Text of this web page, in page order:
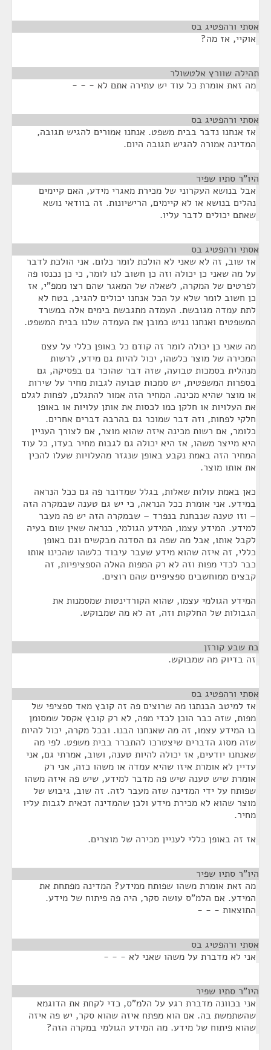
אסתי ורהפטיג בס
אוקיי, אז מה?
תהילה שוורץ אלטשולר
מה זאת אומרת כל עוד יש עתירה אתם לא - - -
אסתי ורהפטיג בס
אז אנחנו נדבר בבית משפט. אנחנו אמורים להגיש תגובה,
המדינה אמורה להגיש תגובה היום.
היו"ר סתיו שפיר
אבל בנושא העקרוני של מכירת מאגרי מידע, האם קיימים
נהלים בנושא או לא קיימים, הרישיונות. זה בוודאי נושא
שאתם יכולים לדבר עליו.
אסתי ורהפטיג בס
אז שוב, זה לא שאני לא הולכת לומר כלום. אני הולכת לדבר
על מה שאני כן יכולה וזה כן חשוב לנו לומר, כי כן נכנסו פה
לפרטים של המקרה, לשאלה של המאגר שהם רצו ממפ"י, אז
כן חשוב לומר שלא על הכל אנחנו יכולים להגיב, בטח לא
לתת עמדה מגובשת. העמדה מתגבשת בימים אלה במשרד
המשפטים ואנחנו נגיש כמובן את העמדה שלנו בבית המשפט.
מה שאני כן יכולה לומר זה קודם כל באופן כללי על עצם
המכירה של מוצר כלשהו, יכול להיות גם מידע, לרשות
מנהלית בסמכות טבועה, שזה דבר שהוכר גם בפסיקה, גם
בספרות המשפטית, יש סמכות טבועה לגבות מחיר על שירות
או מוצר שהיא מכינה. המחיר הזה אמור להתגלם, לפחות לגלם
את העלויות או חלקן כמו לכסות את אותן עלויות או באופן
חלקי לפחות, וזה דבר שמוכר גם בהרבה דברים אחרים.
כלומר, אם רשות מכינה איזה שהוא מוצר, אם לצורך העניין
היא מייצר משהו, אז היא יכולה גם לגבות מחיר בעדו, כל עוד
המחיר הזה באמת נקבע באופן שנגזר מהעלויות שעלו להכין
את אותו מוצר.
כאן באמת עולות שאלות, בגלל שמדובר פה גם ככל הנראה
במידע. אני אומרת ככל הנראה, כי יש גם טענה שבמקרה הזה
– וזו טענה שנבחנת בנפרד – שבמקרה הזה יש פה מעבר
למידע. המידע עצמו, המידע הגולמי, כנראה שאין שום בעיה
לקבל אותו, אבל מה שפה גם הסדנה מבקשים וגם באופן
כללי, זה איזה שהוא מידע שעבר עיבוד כלשהו שהכינו אותו
כבר לכדי מפות וזה לא רק המפות האלה הספציפיות, זה
קבצים ממוחשבים ספציפיים שהם רוצים.
המידע הגולמי עצמו, שהוא הקורדינטות שמסמנות את
הגבולות של החלקות וזה, זה לא מה שמבוקש.
בת שבע קורזן
זה בדיוק מה שמבוקש.
אסתי ורהפטיג בס
אז למיטב הבנתנו מה שרוצים פה זה קובץ מאד ספציפי של
מפות, שזה כבר הוכן לכדי מפה, לא רק קובץ אקסל שמסומן
בו המידע עצמו, זה מה שאנחנו הבנו. ובכל מקרה, יכול להיות
שזה מסוג הדברים שיצטרכו להתברר בבית משפט. לפי מה
שאנחנו יודעים, אז יכולה להיות טענה, ושוב, אמרתי גם, אני
עדיין לא אומרת איזו שהיא עמדה או משהו כזה, אני רק
אומרת שיש טענה שיש פה מדבר למידע, שיש פה איזה משהו
שפותח על ידי המדינה שזה מעבר לזה. זה שוב, גיבוש של
מוצר שהוא לא מכירת מידע ולכן שהמדינה זכאית לגבות עליו
מחיר.
אז זה באופן כללי לעניין מכירה של מוצרים.
היו"ר סתיו שפיר
מה זאת אומרת משהו שפותח ממידע? המדינה מפתחת את
המידע. אם הלמ"ס עושה סקר, היה פה פיתוח של מידע.
התוצאות - - -
אסתי ורהפטיג בס
אני לא מדברת על משהו שאני לא - - -
היו"ר סתיו שפיר
אני בכוונה מדברת רגע על הלמ"ס, כדי לקחת את הדוגמא
שהשתמשת בה. אם הוא מפתח איזה שהוא סקר, יש פה איזה
שהוא פיתוח של מידע. מה המידע הגולמי במקרה הזה?